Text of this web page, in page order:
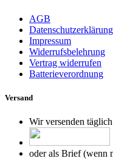
AGB
Datenschutzerklärung
Impressum
Widerrufsbelehrung
Vertrag widerrufen
Batterieverordnung
Versand
Wir versenden
oder als Brief (wenn